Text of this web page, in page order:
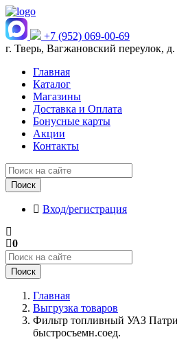
+7 (952) 069-00-69
г. Тверь, Вагжановский переулок, д.
Главная
Каталог
Магазины
Доставка и Оплата
Бонусные карты
Акции
Контакты
Поиск
Вход/регистрация
0
Поиск
Главная
Выгрузка товаров
Фильтр топливный УАЗ
быстросъемн.соед.